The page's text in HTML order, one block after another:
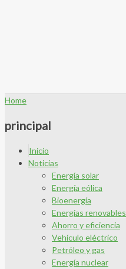
Home
principal
Inicio
Noticias
Energía solar
Energía eólica
Bioenergía
Energías renovables
Ahorro y eficiencia
Vehículo eléctrico
Petróleo y gas
Energía nuclear